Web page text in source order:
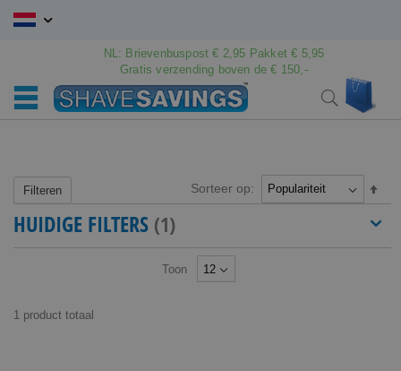
Ga
NL: Brievenbuspost € 2,95 Pakket € 5,95
Gratis verzending boven de € 150,-
Search
Toon
Sorteer op:
naar
1 product totaal
Filteren
HUIDIGE FILTERS